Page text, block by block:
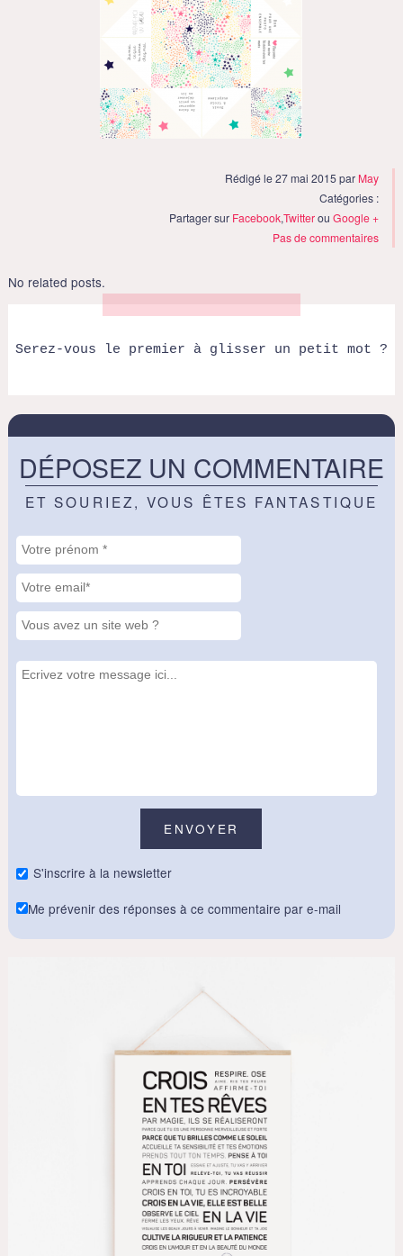
Rédigé le 27 mai 2015 par May
Catégories :
Partager sur Facebook,TwitterouGoogle +
Pas de commentaires
No related posts.
Serez-vous le premier à glisser un petit mot ?
DÉPOSEZ UN COMMENTAIRE
ET SOURIEZ, VOUS ÊTES FANTASTIQUE
S'inscrire à la newsletter
Me prévenir des réponses à ce commentaire par e-mail